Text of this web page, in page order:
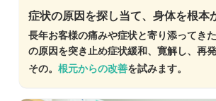
症状の原因を探し当て、身体を根本
長年お客様の痛みや症状と寄り添ってき
の原因を突き止め症状緩和、寛解し、再
その。根元からの改善を試みます。